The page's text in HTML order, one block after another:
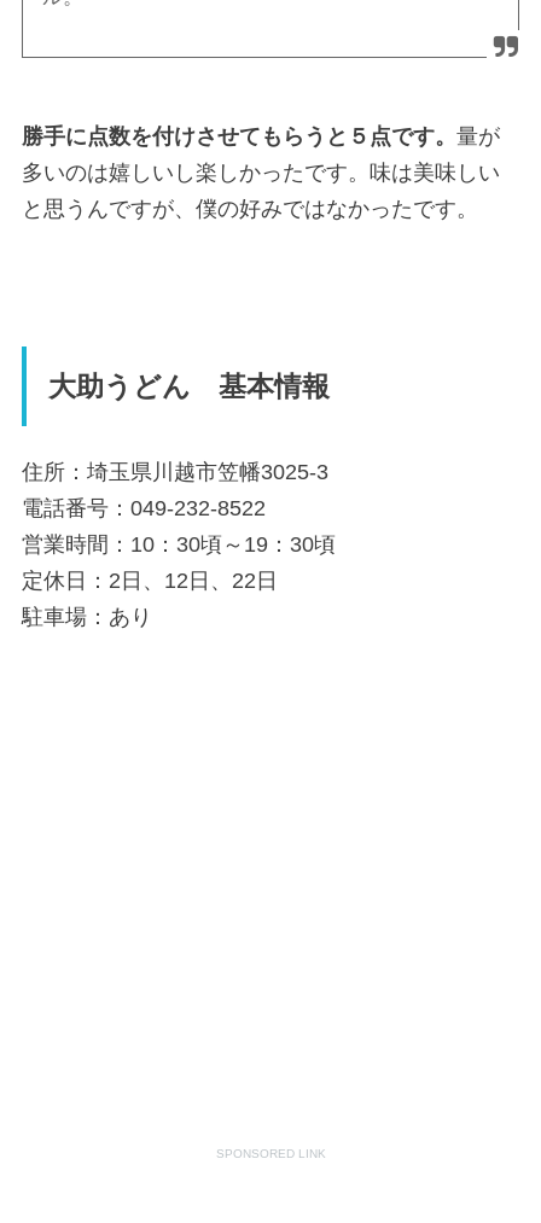
勝手に点数を付けさせてもらうと５点です。 量が
多いのは嬉しいし楽しかったです。味は美味しい
と思うんですが、僕の好みではなかったです。
大助うどん 基本情報
住所：埼玉県川越市笠幡3025-3
電話番号：049-232-8522
営業時間：10：30頃～19：30頃
定休日：2日、12日、22日
駐車場：あり
SPONSORED LINK